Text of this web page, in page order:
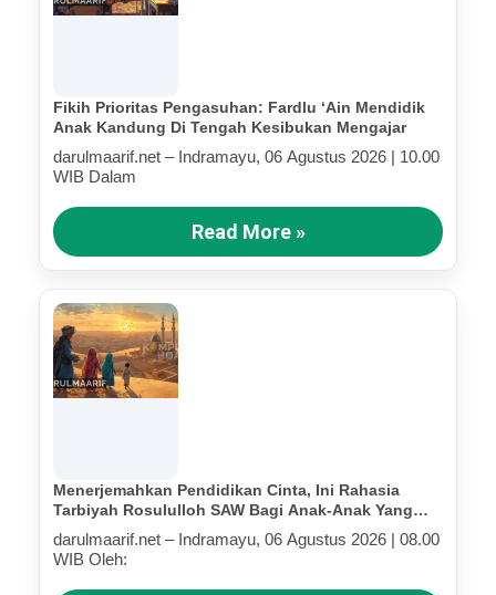
Fikih Prioritas Pengasuhan: Fardlu ‘Ain Mendidik
Anak Kandung Di Tengah Kesibukan Mengajar
darulmaarif.net – Indramayu, 06 Agustus 2026 | 10.00
WIB Dalam
Read More »
Menerjemahkan Pendidikan Cinta, Ini Rahasia
Tarbiyah Rosululloh SAW Bagi Anak-Anak Yang
Terluka (Bagian IV)
darulmaarif.net – Indramayu, 06 Agustus 2026 | 08.00
WIB Oleh: